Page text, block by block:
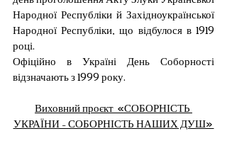
Народної Республіки й Західноукраїнської
Народної Республіки, що відбулося в 1919
році.
Офіційно в Україні День Соборності
відзначають з 1999 року.
Виховний проєкт  «СОБОРНІСТЬ
УКРАЇНИ – СОБОРНІСТЬ НАШИХ ДУШ»